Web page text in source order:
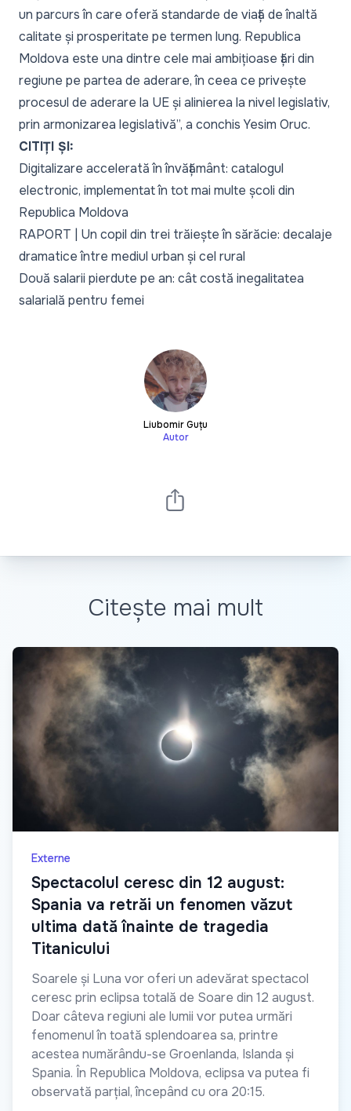
un parcurs în care oferă standarde de viață de înaltă
calitate și prosperitate pe termen lung. Republica
Moldova este una dintre cele mai ambițioase țări din
regiune pe partea de aderare, în ceea ce privește
procesul de aderare la UE și alinierea la nivel legislativ,
prin armonizarea legislativă”, a conchis Yesim Oruc.
CITIȚI ȘI:
Digitalizare accelerată în învățământ: catalogul
electronic, implementat în tot mai multe școli din
Republica Moldova
RAPORT | Un copil din trei trăiește în sărăcie: decalaje
dramatice între mediul urban și cel rural
Două salarii pierdute pe an: cât costă inegalitatea
salarială pentru femei
Liubomir Guțu
Autor
Citește mai mult
Externe
Spectacolul ceresc din 12 august:
Spania va retrăi un fenomen văzut
ultima dată înainte de tragedia
Titanicului
Soarele și Luna vor oferi un adevărat spectacol
ceresc prin eclipsa totală de Soare din 12 august.
Doar câteva regiuni ale lumii vor putea urmări
fenomenul în toată splendoarea sa, printre
acestea numărându-se Groenlanda, Islanda și
Spania. În Republica Moldova, eclipsa va putea fi
observată parțial, începând cu ora 20:15.